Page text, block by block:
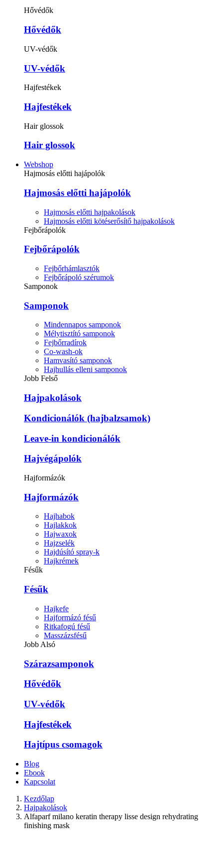
Hővédők
Hővédők
UV-védők
UV-védők
Hajfestékek
Hajfestékek
Hair glossok
Hair glossok
Webshop
Hajmosás előtti hajápolók
Hajmosás előtti hajápolók
Hajmosás előtti hajpakolások
Hajmosás előtti kötéserősítő hajpakolások
Fejbőrápolók
Fejbőrápolók
Fejbőrhámlasztók
Fejbőrápoló szérumok
Samponok
Samponok
Mindennapos samponok
Mélytisztító samponok
Fejbőrradírok
Co-wash-ok
Hamvasító samponok
Hajhullás elleni samponok
Jobb Felső
Hajpakolások
Kondicionálók (hajbalzsamok)
Leave-in kondicionálók
Hajvégápolók
Hajformázók
Hajformázók
Hajhabok
Hajlakkok
Hajwaxok
Hajzselék
Hajdúsító spray-k
Hajkrémek
Fésűk
Fésűk
Hajkefe
Hajformázó fésű
Ritkafogú fésű
Masszázsfésű
Jobb Alsó
Szárazsamponok
Hővédők
UV-védők
Hajfestékek
Hajtípus csomagok
Blog
Ebook
Kapcsolat
Kezdőlap
Hajpakolások
Alfaparf milano keratin therapy lisse design rehydrating
finishing mask